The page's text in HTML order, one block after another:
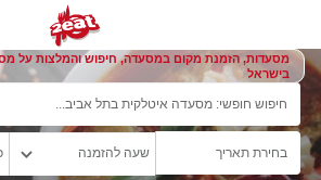
מסעדות, הזמנת מקום במסעדה, חיפוש והמלצות על
בישראל